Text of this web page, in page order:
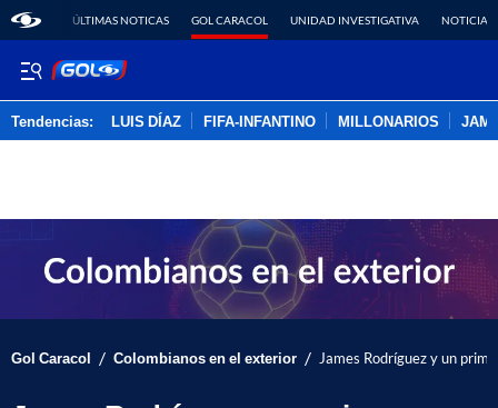
ÚLTIMAS NOTICAS GOL CARACOL UNIDAD INVESTIGATIVA NOTICIAS
Tendencias: LUIS DÍAZ FIFA-INFANTINO MILLONARIOS
Gol Caracol / Colombianos en el exterior / James Rodríguez y un